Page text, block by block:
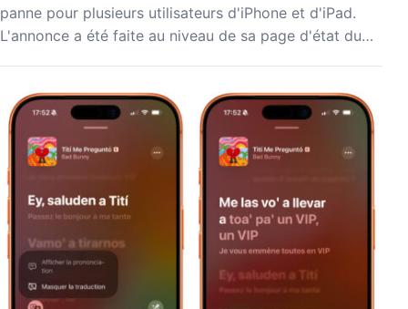
panne pour plusieurs utilisateurs d'iPhone et d'iPad.
L'annonce a été faite au niveau de sa page d'état du…